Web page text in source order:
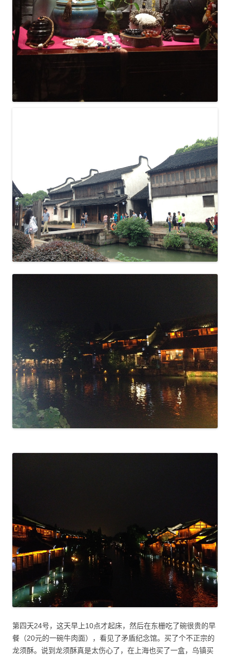
第四天24号，这天早上10点才起床，然后在东栅吃了碗很贵的早
餐（20元的一碗牛肉面），看见了矛盾纪念馆。买了个不正宗的
龙须酥。说到龙须酥真是太伤心了，在上海也买了一盒，乌镇买